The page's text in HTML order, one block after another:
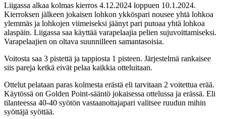
Liigassa alkaa kolmas kierros 4.12.2024 loppuen 10.1.2024.
Kierroksen jälkeen jokaisen lohkon ykköspari nousee yhtä lohkoa
ylemmäs ja lohkojen viimeiseksi jäänyt pari putoaa yhtä lohkoa
alaspäin. Liigassa saa käyttää varapelaajia pelien sujuvoittamiseksi.
Varapelaajien on oltava suunnilleen samantasoisia.
Voitosta saa 3 pistettä ja tappiosta 1 pisteen. Järjestelmä rankaisee
siis pareja ketkä eivät pelaa kaikkia otteluitaan.
Ottelut pelataan paras kolmesta erästä eli tarvitaan 2 voitettua erää.
Käytössä on Golden Point-sääntö jokaisessa ottelussa ja erässä. Eli
tilanteessa 40-40 syötön vastaanottajapari valitsee ruudun mihin
syöttäjä syöttää.